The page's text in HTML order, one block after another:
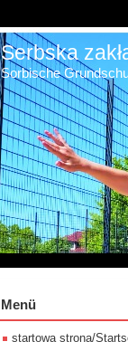
Serbska
Sorbische
Menü
startowa strona/